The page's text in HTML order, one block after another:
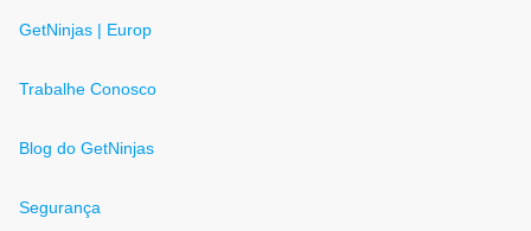
GetNinjas | Europ
Trabalhe Conosco
Blog do GetNinjas
Segurança